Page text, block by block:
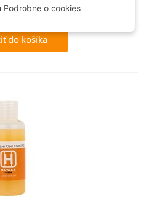
do košíka
Podrobne o cookies